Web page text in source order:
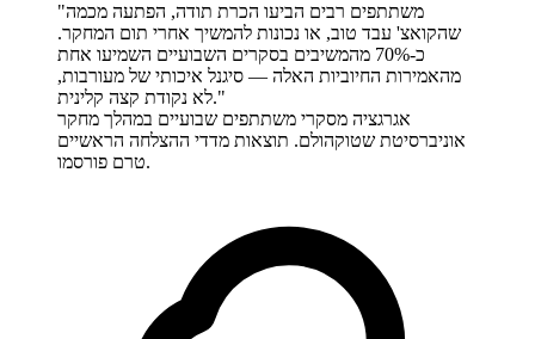
"משתתפים רבים הביעו הכרת תודה, הפתעה מכמה
שהקואצ' עבד טוב, או נכונות להמשיך אחרי תום המחקר.
כ-70% מהמשיבים בסקרים השבועיים השמיעו אחת
מהאמירות החיוביות האלה — סיגנל איכותי של מעורבות,
לא נקודת קצה קלינית."
אגרגציה מסקרי משתתפים שבועיים במהלך מחקר
אוניברסיטת שטוקהולם. תוצאות מדדי ההצלחה הראשיים
טרם פורסמו.